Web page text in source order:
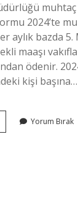
muhtaç
2024’te
aylık bazda 5.
maaşı
ödenir.
kişi başına…
Yorum Bırak